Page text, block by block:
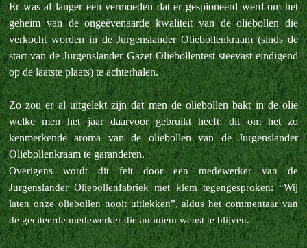
Er was al langer een vermoeden dat er gespioneerd werd om het
geheim van de ongeëvenaarde kwaliteit van de oliebollen die
verkocht worden in de Jurgenslander Oliebollenkraam (sinds de
start van de Jurgenslander Gazet Oliebollentest steevast eindigend
op de laatste plaats) te achterhalen.
Zo zou er al uitgelekt zijn dat men de oliebollen bakt in de olie
welke men het jaar daarvoor gebruikt heeft; dit om het zo
kenmerkende aroma van de oliebollen van de Jurgenslander
Oliebollenkraam te garanderen.
Overigens wordt dit feit door een medewerker van de
Jurgenslander Oliebollenfabriek met klem tegengesproken: “Wij
laten onze oliebollen nooit uitlekken”, aldus het commentaar van
de geciteerde medewerker die anoniem wenst te blijven.